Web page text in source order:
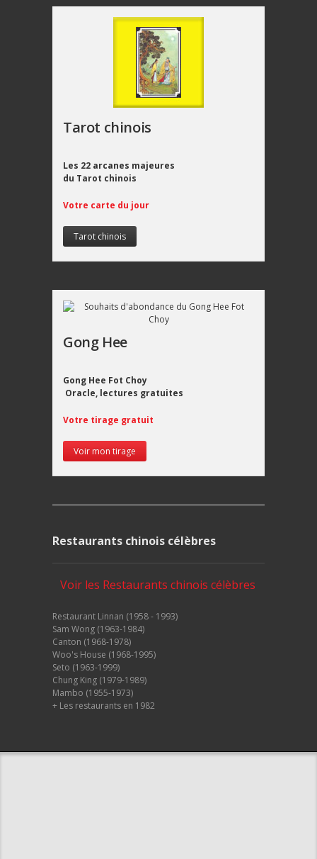
Tarot chinois
Les 22 arcanes majeures
du Tarot chinois
Votre carte du jour
Tarot chinois
Gong Hee
Gong Hee Fot Choy
Oracle, lectures gratuites
Votre tirage gratuit
Voir mon tirage
Restaurants chinois célèbres
Voir les Restaurants chinois célèbres
Restaurant Linnan (1958 - 1993)
Sam Wong (1963-1984)
Canton (1968-1978)
Woo's House (1968-1995)
Seto (1963-1999)
Chung King (1979-1989)
Mambo (1955-1973)
+ Les restaurants en 1982